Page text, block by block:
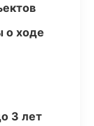
о ходе
3 лет